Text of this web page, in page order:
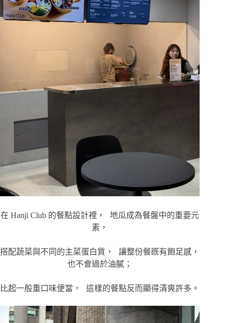
在 Hanji Club 的餐點設計裡， 地瓜成為餐盤中的重要元
素，
搭配蔬菜與不同的主菜蛋白質， 讓整份餐既有飽足感，
也不會過於油膩；
比起一般重口味便當， 這樣的餐點反而顯得清爽許多。